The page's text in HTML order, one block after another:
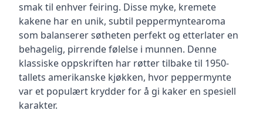
smak til enhver feiring. Disse myke, kremete
kakene har en unik, subtil peppermyntearoma
som balanserer søtheten perfekt og etterlater en
behagelig, pirrende følelse i munnen. Denne
klassiske oppskriften har røtter tilbake til 1950-
tallets amerikanske kjøkken, hvor peppermynte
var et populært krydder for å gi kaker en spesiell
karakter.